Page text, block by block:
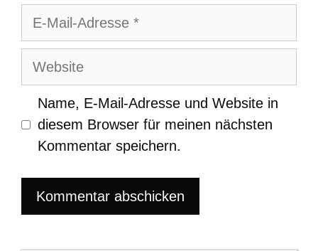
E-
Website
Name, E-Mail-Adresse und Website in
diesem Browser für meinen nächsten
Kommentar speichern.